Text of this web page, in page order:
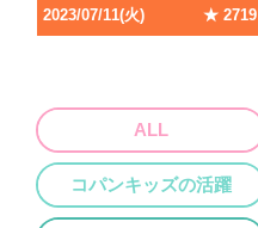
2023/07/11(火) ★ 2719
ALL
コパンキッズの活躍